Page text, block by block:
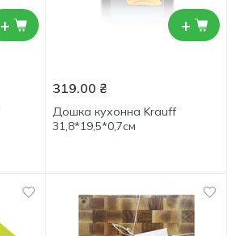
+ +
319.00 ₴
Дошка кухонна Krauff
31,8*19,5*0,7см